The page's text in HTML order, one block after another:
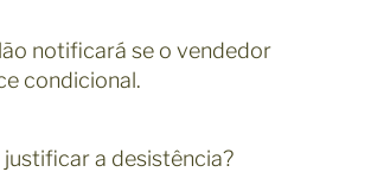
notificará se o vendedor
condicional.
justificar a desistência?